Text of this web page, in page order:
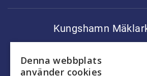
Kungshamn
Köpmanstorget 5, 456 31
+46 (0) 523 37500
Denna webbplats
använder cookies